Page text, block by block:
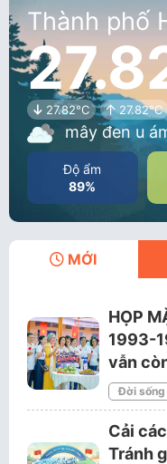
Thành phố
27.82°C 27.82°C
mây đen u
Độ ẩm
89%
MỚI
HỌP
1993-
vẫn
Đời sống
Cải
Tránh